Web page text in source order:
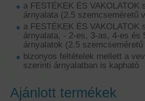
a FESTÉKEK ÉS VAKOLATOK
árnyalata (2.5 szemcseméretű
a FESTÉKEK ÉS VAKOLATOK
árnyalata, - 2-es, 3-as, 4-es és
árnyalatok (2.5
bizonyos feltételek mellett a
szerinti árnyalatban is kapható
Ajánlott termékek